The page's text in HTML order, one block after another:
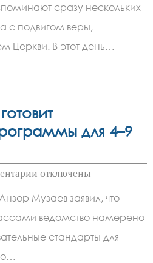
мая
православные
чтят
Феодора
Трихина,
сразу нескольких
с подвигом веры,
Церкви. В этот день…
для 4–9
к
записи
Рособрнадзор
готовит
сокращение
программы
для
4–
отключены
Музаев заявил, что
ведомство намерено
стандарты для